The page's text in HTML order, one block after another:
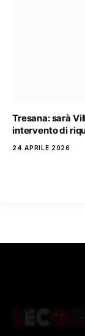
Tresana: sarà
intervento di
24 APRILE 2026